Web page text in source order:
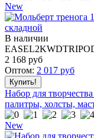
New
В наличии
2 168 руб
Оптом: 2 017 руб
Набор для
палитры, холсты,
New